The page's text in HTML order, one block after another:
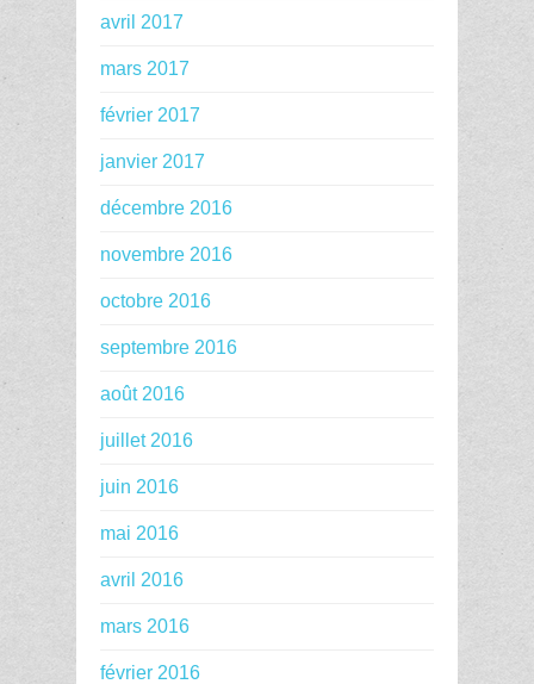
avril 2017
mars 2017
février 2017
janvier 2017
décembre 2016
novembre 2016
octobre 2016
septembre 2016
août 2016
juillet 2016
juin 2016
mai 2016
avril 2016
mars 2016
février 2016